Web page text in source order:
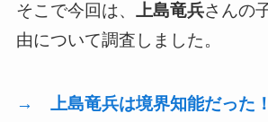
そこで今回は、 上島竜兵さんの
由について調査しました。
→ 上島竜兵は境界知能だった